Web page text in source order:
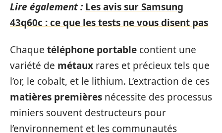
Lire également : Les avis sur Samsung
43q60c : ce que les tests ne vous disent pas
Chaque téléphone portable contient une
variété de métaux rares et précieux tels que
l’or, le cobalt, et le lithium. L’extraction de ces
matières premières nécessite des processus
miniers souvent destructeurs pour
l’environnement et les communautés